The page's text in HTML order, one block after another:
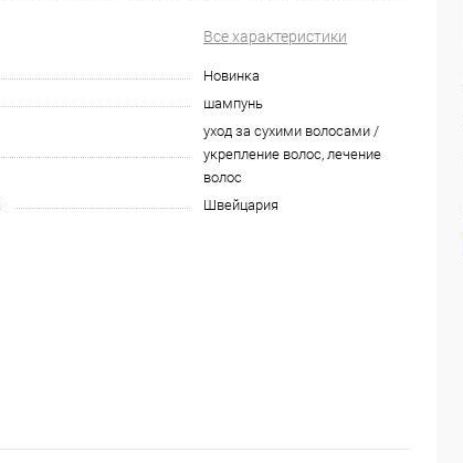
Все характеристики
Новинка
шампунь
уход за сухими волосами /
укрепление волос, лечение
волос
Швейцария